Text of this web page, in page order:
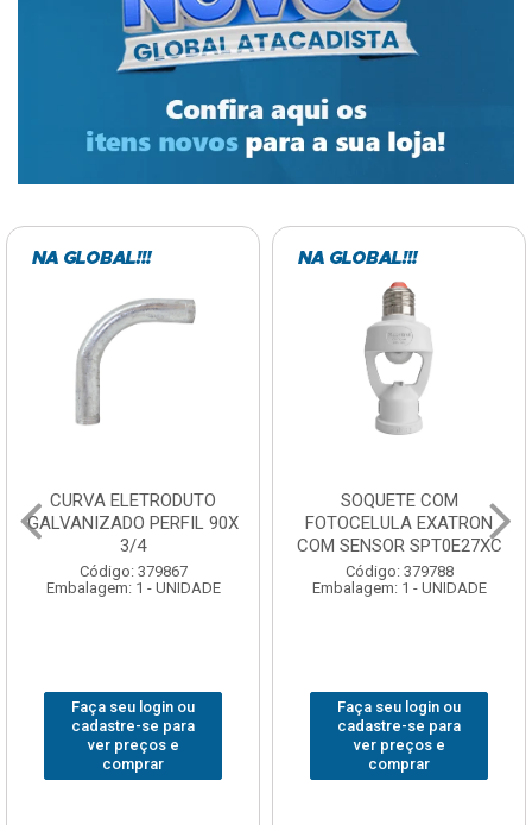
SOQUETE COM
FOTOCELULA EXATRON
COM SENSOR SPT0E27XC
Código: 379788
Embalagem: 1 - UNIDADE
Faça seu login ou
cadastre-se para
ver preços e
comprar
BARRA ROSCADA
ZINCADA (D) 5/16”X1MT
NC MULTIBARRAS
Código: 379806
Embalagem: 20 - UNIDADE
Faça seu login ou
cadastre-se para
ver preços e
comprar